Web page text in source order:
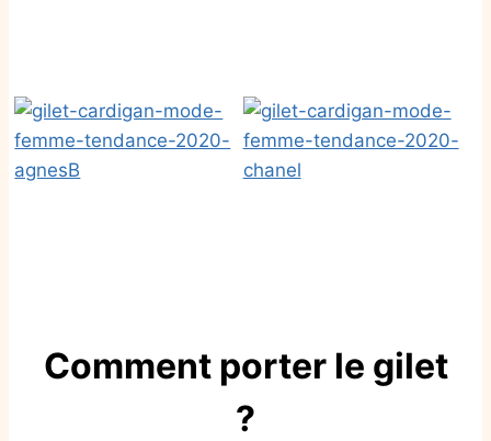
Comment porter le gilet
?